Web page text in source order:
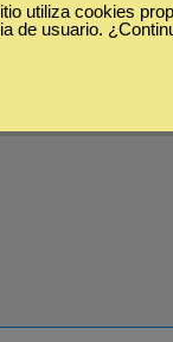
utiliza cookies
de usuario.